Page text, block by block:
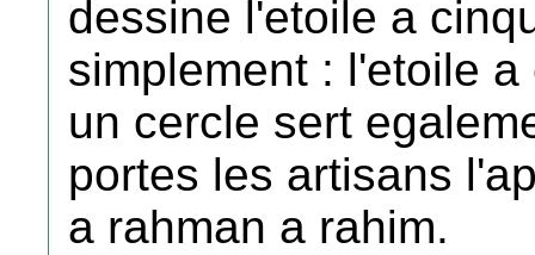
dessine l'etoile a
simplement : l'etoile
un cercle sert
portes les artisans
a rahman a rahim.